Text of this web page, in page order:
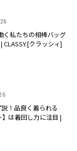
く私たちの相棒バッグ
CLASSY.[クラッシィ]
！品良く着られる
】は着回し力に注目 |